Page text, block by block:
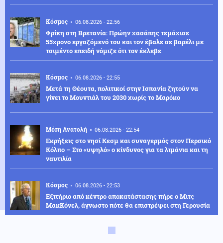
Κόσμος 06.08.2026 - 22:56
Φρίκη στη Βρετανία: Πρώην χασάπης τεμάχισε
55χρονο εργαζόμενό του και τον έβαλε σε βαρέλι με
τσιμέντο επειδή νόμιζε ότι τον έκλεβε
Κόσμος 06.08.2026 - 22:55
Μετά τη Θέουτα, πολιτικοί στην Ισπανία ζητούν να
γίνει το Μουντιάλ του 2030 χωρίς το Μαρόκο
Μέση Ανατολή 06.08.2026 - 22:54
Εκρήξεις στο νησί Κεσμ και συναγερμός στον Περσικό
Κόλπο – Στο «υψηλό» ο κίνδυνος για τα λιμάνια και τη
ναυτιλία
Κόσμος 06.08.2026 - 22:53
Εξιτήριο από κέντρο αποκατάστασης πήρε ο Μιτς
ΜακΚόνελ, άγνωστο πότε θα επιστρέψει στη Γερουσία